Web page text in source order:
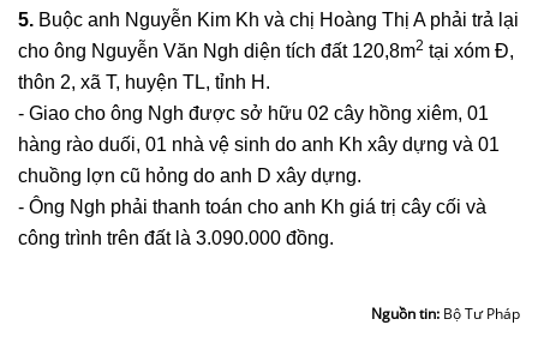
5. Buộc anh Nguyễn Kim Kh và chị Hoàng Thị A phải trả lại
cho ông Nguyễn Văn Ngh diện tích đất 120,8m2 tại xóm Đ,
thôn 2, xã T, huyện TL, tỉnh H.
- Giao cho ông Ngh được sở hữu 02 cây hồng xiêm, 01
hàng rào duối, 01 nhà vệ sinh do anh Kh xây dựng và 01
chuồng lợn cũ hỏng do anh D xây dựng.
- Ông Ngh phải thanh toán cho anh Kh giá trị cây cối và
công trình trên đất là 3.090.000 đồng.
Nguồn tin: Bộ Tư Pháp